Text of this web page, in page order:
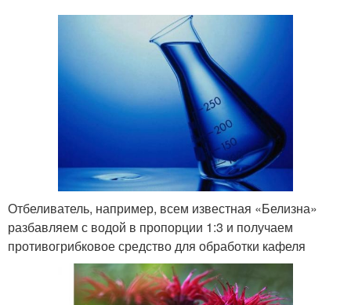
Отбеливатель, например, всем известная «Белизна»
разбавляем с водой в пропорции 1:3 и получаем
противогрибковое средство для обработки кафеля